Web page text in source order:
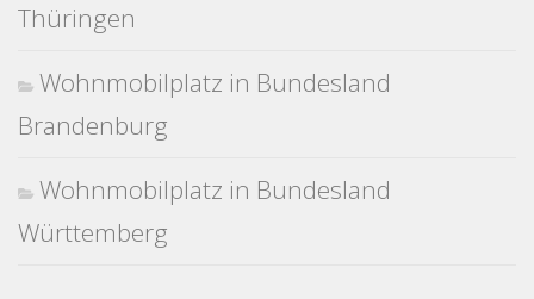
Thüringen
Wohnmobilplatz in Bundesland
Brandenburg
Wohnmobilplatz in Bundesland
Württemberg